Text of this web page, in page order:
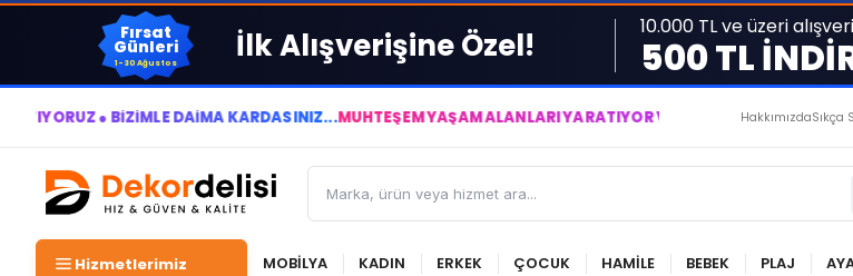
Fırsat
Günleri
1-30 Ağustos İlk Alışverişine Özel! 10.000 TL ve üzeri
500 TL
● BİZİMLE DAİMA KÂRDASINIZ...MUHTEŞEM YAŞAM ALANLARI YARATIYOR VE YAŞATIYORUZ ● BİZİMLE DAİMA
HakkımızdaSıkça
Hizmetlerimiz MOBİLYA KADIN ERKEK ÇOCUK HAMİLE BEBEK PLAJ